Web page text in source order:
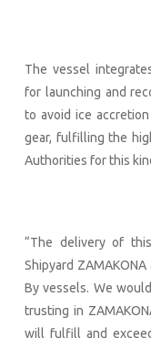
The vessel
for launching and
to avoid ice
gear, fulfilling the
Authorities for this
“The delivery of
Shipyard
By vessels. We
trusting in
will fulfill and